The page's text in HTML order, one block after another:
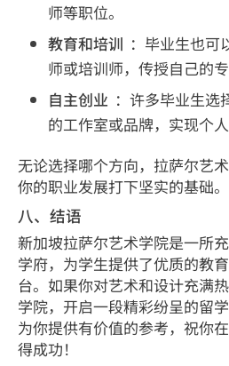
师等职位。
教育和培训 ：毕业生也可
师或培训师，传授自己的
自主创业 ：许多毕业生选
的工作室或品牌，实现个人
无论选择哪个方向，拉萨尔艺
你的职业发展打下坚实的基础。
八、结语
新加坡拉萨尔艺术学院是一所
学府，为学生提供了优质的教
台。如果你对艺术和设计充满
学院，开启一段精彩纷呈的留
为你提供有价值的参考，祝你
得成功！